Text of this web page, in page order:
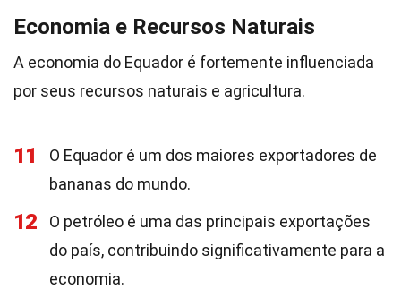
Economia e Recursos Naturais
A economia do Equador é fortemente influenciada
por seus recursos naturais e agricultura.
11
O Equador é um dos maiores exportadores de
bananas do mundo.
12
O petróleo é uma das principais exportações
do país, contribuindo significativamente para a
economia.